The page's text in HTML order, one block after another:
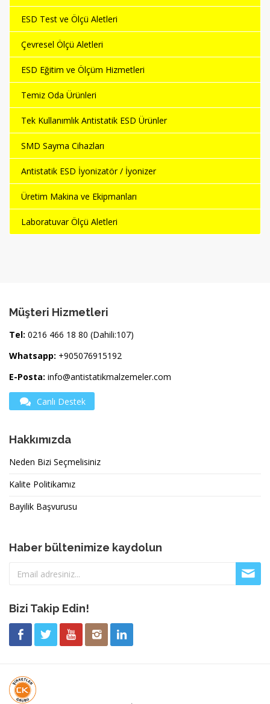
ESD Test ve Ölçü Aletleri
Çevresel Ölçü Aletleri
ESD Eğitim ve Ölçüm Hizmetleri
Temiz Oda Ürünleri
Tek Kullanımlık Antistatik ESD Ürünler
SMD Sayma Cihazları
Antistatik ESD İyonizatör / İyonizer
Üretim Makina ve Ekipmanları
Laboratuvar Ölçü Aletleri
Müşteri Hizmetleri
Tel: 0216 466 18 80 (Dahili:107)
Whatsapp: +905076915192
E-Posta: info@antistatikmalzemeler.com
Canlı Destek
Hakkımızda
Neden Bizi Seçmelisiniz
Kalite Politikamız
Bayilik Başvurusu
Haber bültenimize kaydolun
Bizi Takip Edin!